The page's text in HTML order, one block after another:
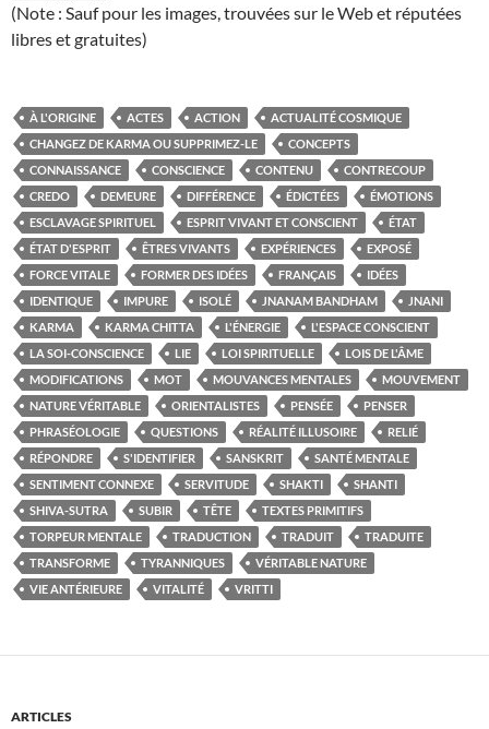
(Note : Sauf pour les images, trouvées sur le Web et réputées
libres et gratuites)
À L'ORIGINE ACTES ACTION
ACTUALITÉ COSMIQUE
CHANGEZ DE KARMA OU SUPPRIMEZ-LE
CONCEPTS
CONNAISSANCE
CONSCIENCE CONTENU
CONTRECOUP
CREDO
DEMEURE DIFFÉRENCE ÉDICTÉES
ÉMOTIONS
ESCLAVAGE SPIRITUEL
ESPRIT VIVANT ET CONSCIENT
ÉTAT
ÉTAT D'ESPRIT
ÊTRES VIVANTS EXPÉRIENCES
EXPOSÉ
FORCE VITALE
FORMER DES IDÉES FRANÇAIS
IDÉES
IDENTIQUE
IMPURE ISOLÉ JNANAM BANDHAM
JNANI
KARMA
KARMA CHITTA L'ÉNERGIE
L'ESPACE CONSCIENT
LA SOI-CONSCIENCE
LIE LOI SPIRITUELLE
LOIS DE L'ÂME
MODIFICATIONS
MOT MOUVANCES MENTALES
MOUVEMENT
NATURE VÉRITABLE
ORIENTALISTES PENSÉE
PENSER
PHRASÉOLOGIE
QUESTIONS RÉALITÉ ILLUSOIRE
RELIÉ
RÉPONDRE
S'IDENTIFIER SANSKRIT
SANTÉ MENTALE
SENTIMENT CONNEXE
SERVITUDE SHAKTI
SHANTI
SHIVA-SUTRA
SUBIR TÊTE
TEXTES PRIMITIFS
TORPEUR MENTALE
TRADUCTION TRADUIT
TRADUITE
TRANSFORME
TYRANNIQUES
VÉRITABLE NATURE
VIE ANTÉRIEURE
VITALITÉ VRITTI
ARTICLES